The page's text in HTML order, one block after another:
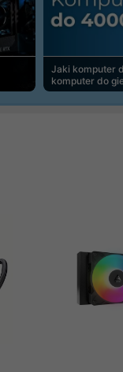
Jaki komputer
komputer do